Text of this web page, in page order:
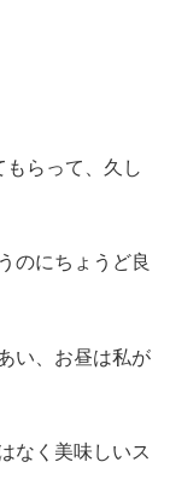
らって、久し
のにちょうど良
い、お昼は私が
なく美味しいス